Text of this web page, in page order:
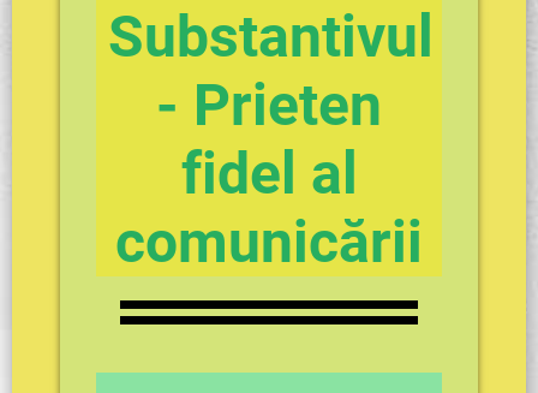
Substantivul
- Prieten
fide l al
comunicării